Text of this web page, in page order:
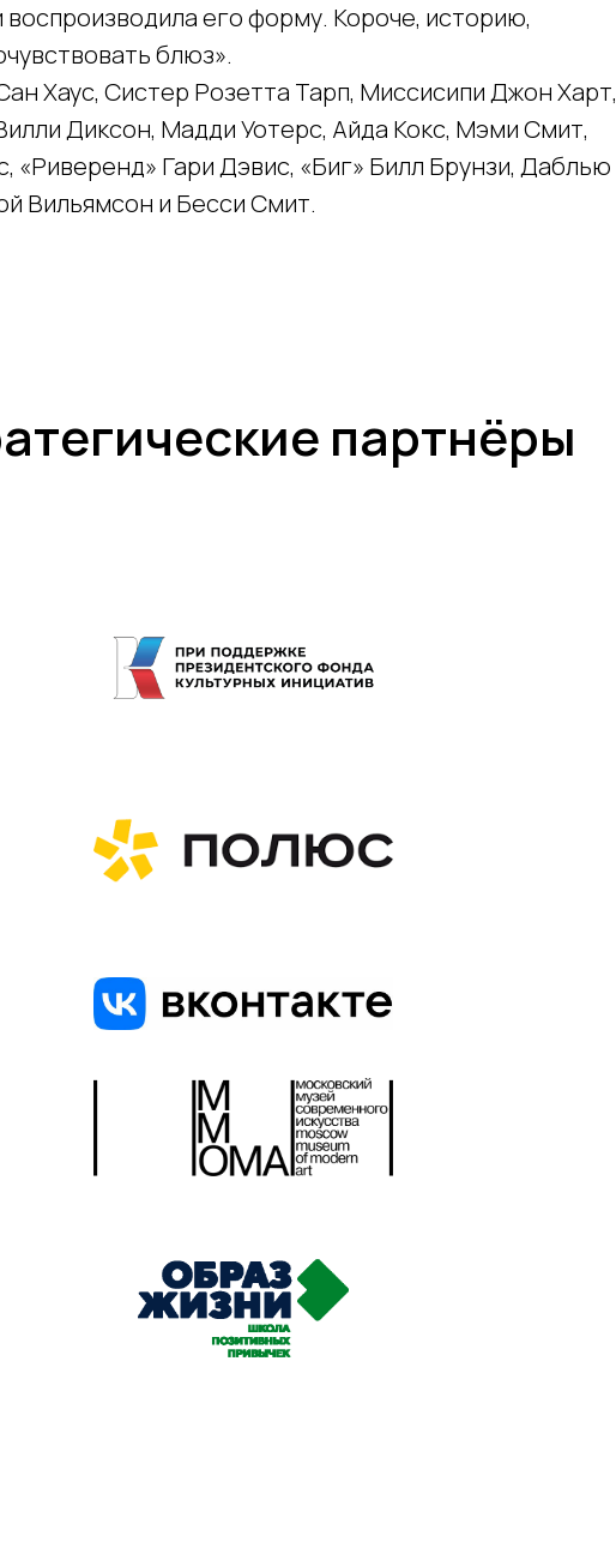
воспроизводила его форму. Короче, историю,
блюз».
Хаус, Систер Розетта Тарп, Миссисипи Джон Харт,
Диксон, Мадди Уотерс, Айда Кокс, Мэми Смит,
«Риверенд» Гари Дэвис, «Биг» Билл Брунзи, Даблью
Вильямсон и Бесси Смит.
партнёры